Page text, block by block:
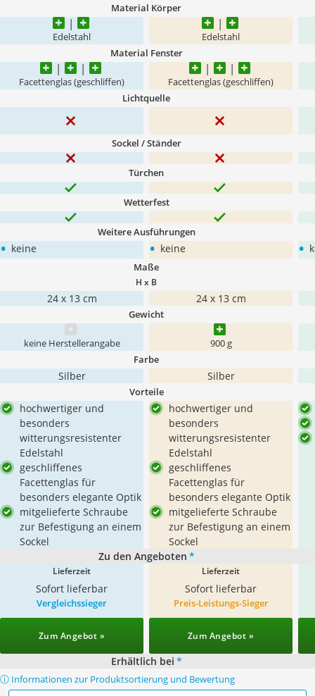
Material Körper
Edelstahl Edelstahl
Material Fenster
Facettenglas (geschliffen) Facettenglas (geschliffen)
Lichtquelle
Sockel / Ständer
Türchen
Wetterfest
Weitere Ausführungen
• keine • keine •
Maße
H x B
24 x 13 cm 24 x 13 cm
Gewicht
keine Herstellerangabe 900 g
Farbe
Silber Silber
Vorteile
hochwertiger und
besonders
witterungsresistenter
Edelstahl
geschliffenes
Facettenglas für
besonders elegante Optik
mitgelieferte Schraube
zur Befestigung an einem
Sockel
hochwertiger und
besonders
witterungsresistenter
Edelstahl
geschliffenes
Facettenglas für
besonders elegante Optik
mitgelieferte Schraube
zur Befestigung an einem
Sockel
Zu den Angeboten *
Lieferzeit
Sofort lieferbar
Lieferzeit
Sofort lieferbar
Vergleichssieger
Zum Angebot »
Preis-Leistungs-Sieger
Zum Angebot »
Erhältlich bei *
ⓘ Informationen zur Produktsortierung und Bewertung